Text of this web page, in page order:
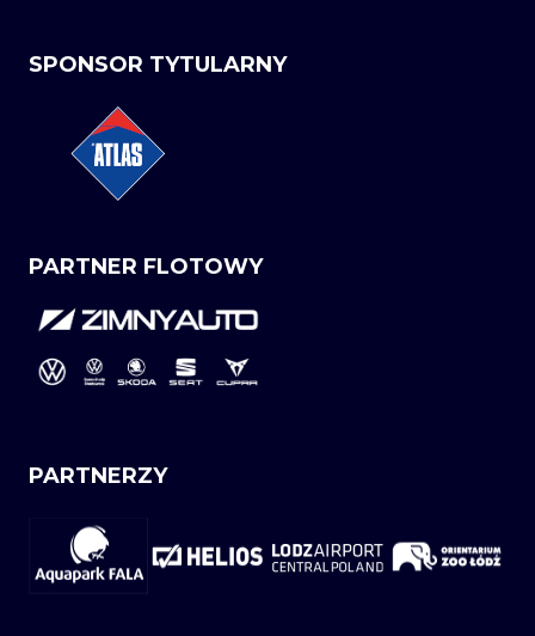
SPONSOR TYTULARNY
PARTNER FLOTOWY
PARTNERZY